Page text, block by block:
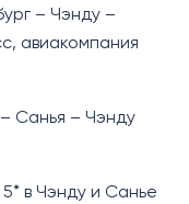
– Чэнду –
авиакомпания
Санья – Чэнду
в Чэнду и Санье